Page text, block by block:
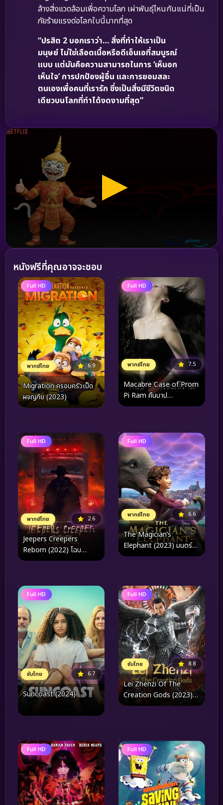
ล้างสิ่งแวดล้อมเพื่อความโลภ เผ่าพันธุ์ไหนกันแน่ที่เป็น
ภัยร้ายแรงต่อโลกใบนี้มากที่สุด
“ปรสิต 2 บอกเราว่า… สิ่งที่ทำให้เราเป็น
มนุษย์ ไม่ใช่เลือดเนื้อหรือดีเอ็นเอที่สมบูรณ์
แบบ แต่มันคือความสามารถในการ ‘เห็นอก
เห็นใจ’ การปกป้องผู้อื่น และการยอมสละ
ตนเองเพื่อคนที่เรารัก ซึ่งเป็นสิ่งมีชีวิตชนิด
เดียวบนโลกที่ทำได้งดงามที่สุด”
หนังฟรีที่คุณอาจจะชอบ
Full HD
พากย์ไทย 6.9
Migration ครอบครัวเป็ด
ผจญภัย (2023)
Full HD
พากย์ไทย 7.5
Macabre Case of Prom
Pi Ram คืนบาป
พรหมพิราม (2003)
Full HD
พากย์ไทย 2.6
Jeepers Creepers
Reborn (2022) โฉบ
กระชาก กลับมาเกิด
Full HD
พากย์ไทย 6.6
The Magician’s
Elephant (2023) มนตร์
คาถากับช้างวิเศษ
Full HD
ซับไทย 6.7
Suncoast (2024)
Full HD
ซับไทย 8.8
Lei Zhenzi Of The
Creation Gods (2023)
เหลยเจิ้นจื่อ วีรบุรุษเทพ
Full HD Full HD